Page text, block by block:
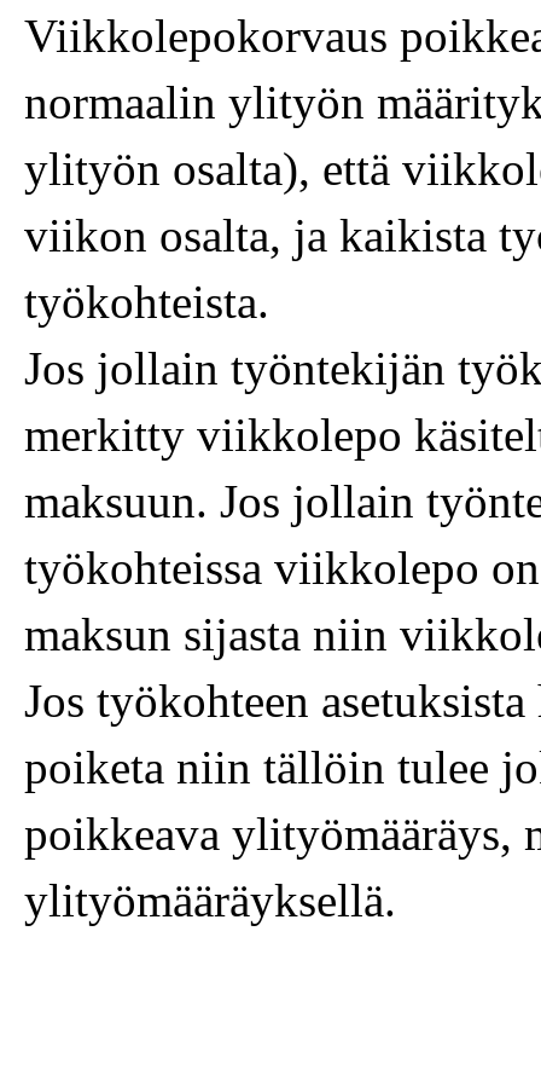
Viikkolepokorvaus
normaalin ylityön
ylityön osalta), että
viikon osalta, ja kaikista
työkohteista.
Jos jollain työntekijän
merkitty viikkolepo
maksuun. Jos jollain
työkohteissa viikkolepo
maksun sijasta niin
Jos työkohteen
poiketa niin tällöin tulee
poikkeava ylityömääräys,
ylityömääräyksellä.